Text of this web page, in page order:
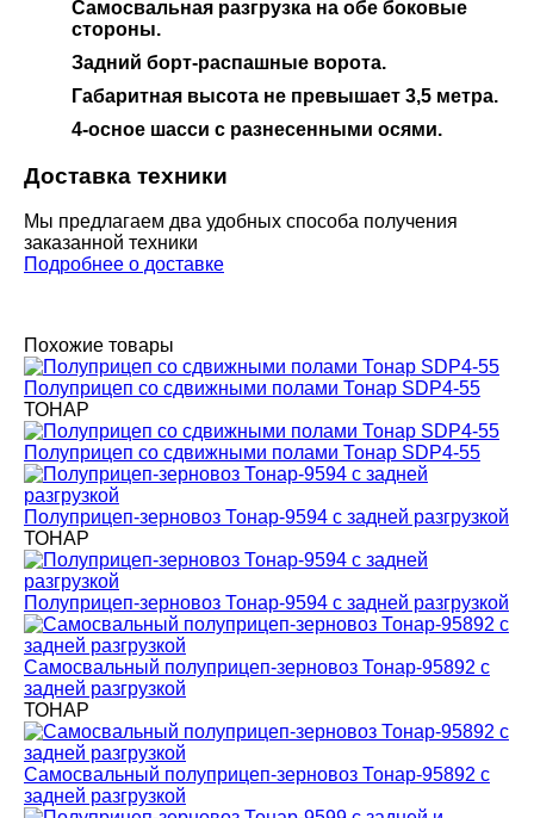
Самосвальная разгрузка на обе боковые
стороны.
Задний борт-распашные ворота.
Габаритная высота не превышает 3,5 метра.
4-осное шасси с разнесенными осями.
Доставка техники
Мы предлагаем два удобных способа получения
заказанной техники
Подробнее о доставке
Похожие товары
Полуприцеп со сдвижными полами Тонар SDP4-55
ТОНАР
Полуприцеп со сдвижными полами Тонар SDP4-55
Полуприцеп-зерновоз Тонар-9594 с задней разгрузкой
ТОНАР
Полуприцеп-зерновоз Тонар-9594 с задней разгрузкой
Самосвальный полуприцеп-зерновоз Тонар-95892 с
задней разгрузкой
ТОНАР
Самосвальный полуприцеп-зерновоз Тонар-95892 с
задней разгрузкой